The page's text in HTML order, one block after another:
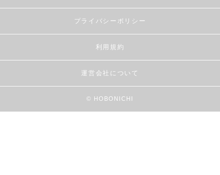
プライバシーポリシー
利用規約
運営会社について
© HOBONICHI